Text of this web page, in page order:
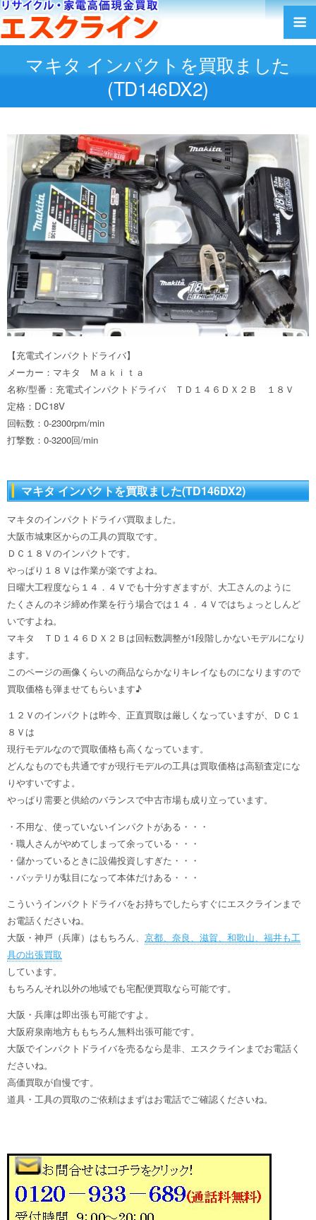
マキタ インパクトを買取ました
(TD146DX2)
【充電式インパクトドライバ】
メーカー：マキタ Ｍａｋｉｔａ
名称/型番：充電式インパクトドライバ ＴＤ１４６ＤＸ２Ｂ １８Ｖ
定格：DC18V
回転数：0-2300rpm/min
打撃数：0-3200回/min
マキタ インパクトを買取ました(TD146DX2)
マキタのインパクトドライバ買取ました。
大阪市城東区からの工具の買取です。
ＤＣ１８Ｖのインパクトです。
やっぱり１８Ｖは作業が楽ですよね。
日曜大工程度なら１４．４Ｖでも十分すぎますが、大工さんのように
たくさんのネジ締め作業を行う場合では１４．４Ｖではちょっとしんど
いですよね。
マキタ ＴＤ１４６ＤＸ２Ｂは回転数調整が1段階しかないモデルになり
ます。
このページの画像くらいの商品ならかなりキレイなものになりますので
買取価格も弾ませてもらいます♪
１２Ｖのインパクトは昨今、正直買取は厳しくなっていますが、ＤＣ１
８Ｖは
現行モデルなので買取価格も高くなっています。
どんなものでも共通ですが現行モデルの工具は買取価格は高額査定にな
りやすいですよ。
やっぱり需要と供給のバランスで中古市場も成り立っています。
・不用な、使っていないインパクトがある・・・
・職人さんがやめてしまって余っている・・・
・儲かっているときに設備投資しすぎた・・・
・バッテリが駄目になって本体だけある・・・
こういうインパクトドライバをお持ちでしたらすぐにエスクラインまで
お電話くださいね。
大阪・神戸（兵庫）はもちろん、 京都、奈良、滋賀、和歌山、福井も工
具の出張買取
しています。
もちろんそれ以外の地域でも宅配便買取なら可能です。
大阪・兵庫は即出張も可能ですよ。
大阪府泉南地方ももちろん無料出張可能です。
大阪でインパクトドライバを売るなら是非、エスクラインまでお電話く
ださいね。
高価買取が自慢です。
道具・工具の買取のご依頼はまずはお電話でご確認くださいね。